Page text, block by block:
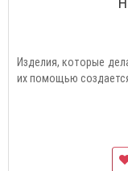
Изделия, которые
их помощью